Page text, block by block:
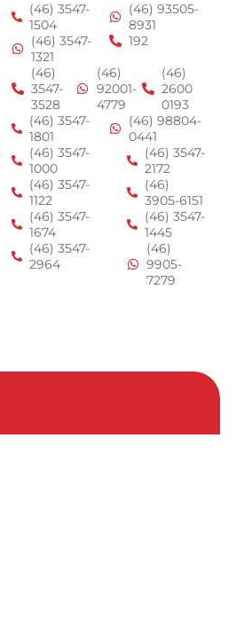
(46) 3547-
1504
(46) 93505-
8931
(46) 3547-
1321
192
(46)
3547-
3528
(46)
92001-
4779
(46)
2600
0193
(46) 3547-
1801
(46) 98804-
0441
(46) 3547-
1000
(46) 3547-
2172
(46) 3547-
1122
(46)
3905-6151
(46) 3547-
1674
(46) 3547-
1445
(46) 3547-
2964
(46)
9905-
7279